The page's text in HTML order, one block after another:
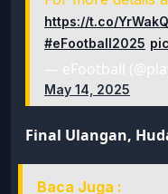
https://t.co/
#eFootball2025
— eFootball
May 14, 2025
Final Ulangan,
Baca Juga :